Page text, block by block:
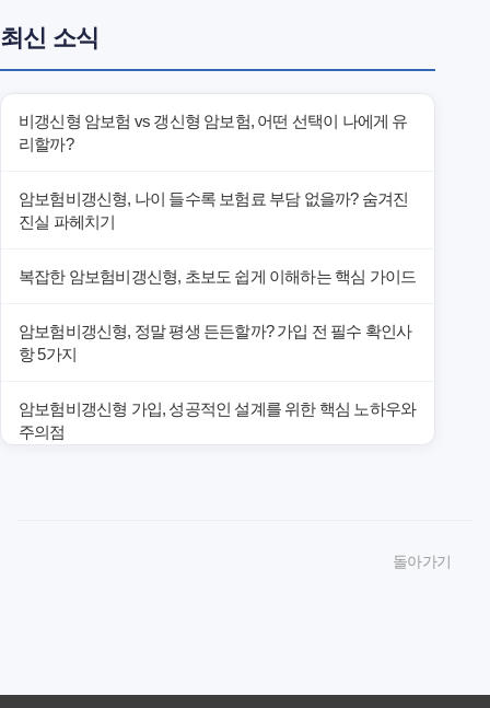
최신 소식
비갱신형 암보험 vs 갱신형 암보험, 어떤 선택이 나에게 유
리할까?
암보험비갱신형, 나이 들수록 보험료 부담 없을까? 숨겨진
진실 파헤치기
복잡한 암보험비갱신형, 초보도 쉽게 이해하는 핵심 가이드
암보험비갱신형, 정말 평생 든든할까? 가입 전 필수 확인사
항 5가지
암보험비갱신형 가입, 성공적인 설계를 위한 핵심 노하우와
주의점
갱신형 암보험과 비갱신형, 어떤 차이가 있을까? 내게 맞는
돌아가기